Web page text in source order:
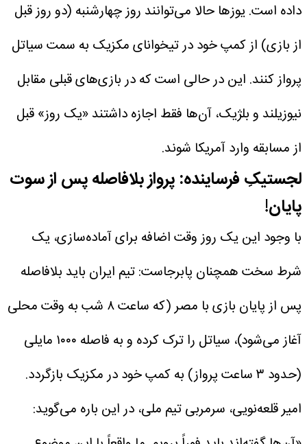
داده است. یوزها حالا می‌توانند روز چهارشنبه (دو روز قبل
از بازی) از کمپ خود در تیخوانای مکزیک به سمت سیاتل
پرواز کنند. این در حالی است که در بازی‌های قبلی مقابل
نیوزیلند و بلژیک، آن‌ها فقط اجازه داشتند «یک روز» قبل
از مسابقه وارد آمریکا شوند.
لجستیکِ فرساینده: پرواز بلافاصله پس از سوت
پایان!
با وجود این یک روز وقت اضافه برای آماده‌سازی، یک
شرط سخت همچنان پابرجاست: تیم ایران باید بلافاصله
پس از پایان بازی با مصر (که ساعت ۸ شب به وقت محلی
آغاز می‌شود)، سیاتل را ترک کرده و به فاصله ۱۰۰۰ مایلی
(حدود ۳ ساعت پرواز) به کمپ خود در مکزیک بازگردد.
امیر قلعه‌نویی، سرمربی تیم ملی، در این باره می‌گوید: